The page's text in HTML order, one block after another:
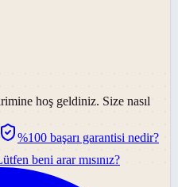
hoş geldiniz. Size nasıl
%100 başarı garantisi nedir?
beni arar mısınız?